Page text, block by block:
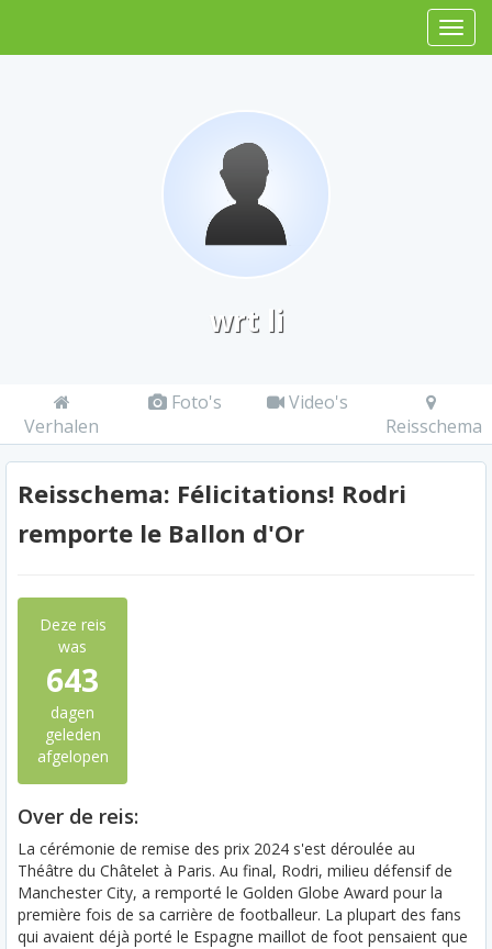
wrt li
Verhalen
Foto's
Video's
Reisschema
Reisschema: Félicitations! Rodri
remporte le Ballon d'Or
Deze reis
was
643
dagen
geleden
afgelopen
Over de reis:
La cérémonie de remise des prix 2024 s'est déroulée au
Théâtre du Châtelet à Paris. Au final, Rodri, milieu défensif de
Manchester City, a remporté le Golden Globe Award pour la
première fois de sa carrière de footballeur. La plupart des fans
qui avaient déjà porté le Espagne maillot de foot pensaient que